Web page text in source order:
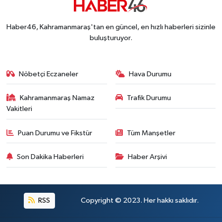
Haber46, Kahramanmaraş'tan en güncel, en hızlı haberleri sizinle
buluşturuyor.
Nöbetçi Eczaneler Hava Durumu
Kahramanmaraş Namaz
Vakitleri
Trafik Durumu
Puan Durumu ve Fikstür Tüm Manşetler
Son Dakika Haberleri Haber Arşivi
RSS Copyright © 2023. Her hakkı saklıdır.